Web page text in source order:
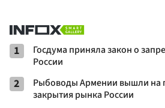
1
Госдума приняла закон о
России
2
Рыбоводы Армении вышли на
закрытия рынка России